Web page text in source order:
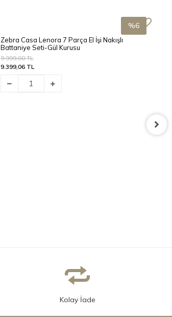
Zebra Casa Lenora 7 Parça El İşi Nakışlı
Battaniye Seti-Gül Kurusu
9.999,00 TL
9.399,06 TL
%6
Kolay İade